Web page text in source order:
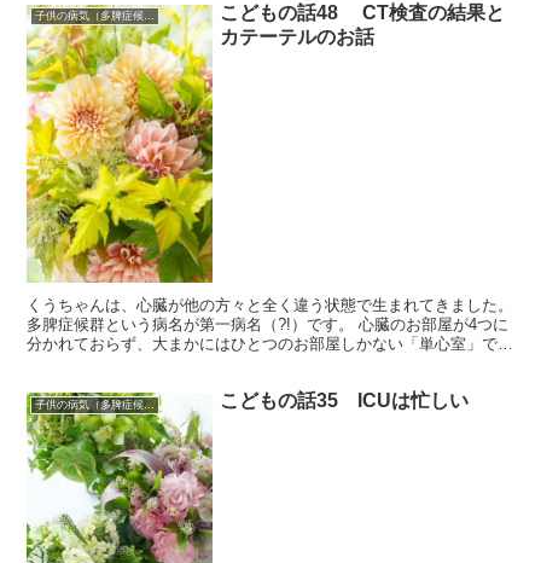
子供の病気（多脾症候群）
こどもの話48 CT検査の結果と
カテーテルのお話
くうちゃんは、心臓が他の方々と全く違う状態で生まれてきました。
多脾症候群という病名が第一病名（?!）です。 心臓のお部屋が4つに
分かれておらず、大まかにはひとつのお部屋しかない「単心室」でも
子供の病気（多脾症候群） こどもの話35 ICUは忙しい